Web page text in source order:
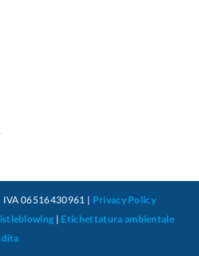
IVA 06516430961 | Privacy Policy
| Etichettatura ambientale